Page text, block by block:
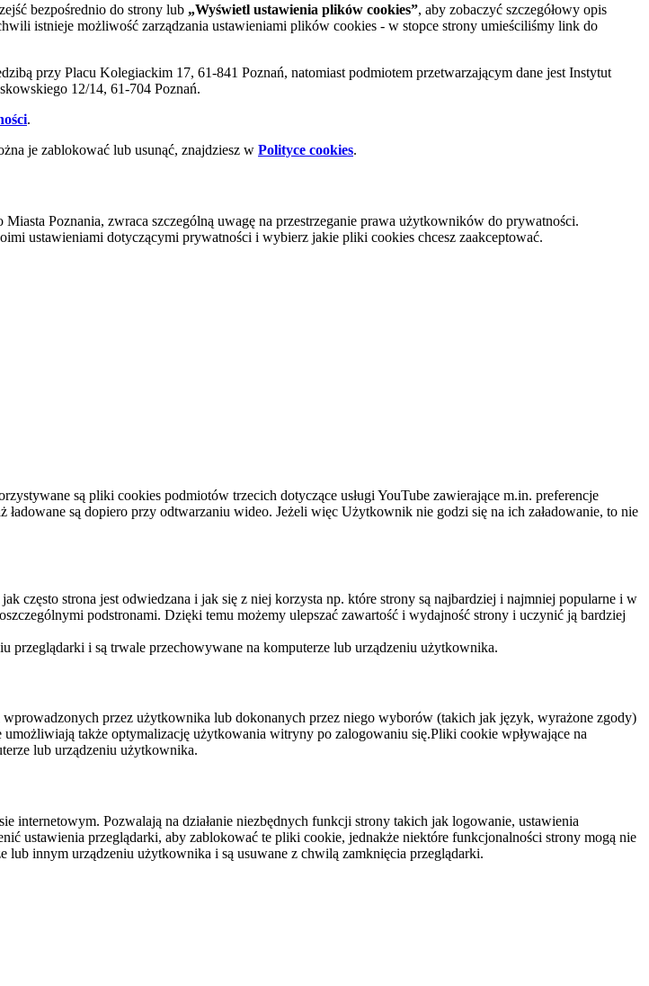
bezpośrednio do strony lub „Wyświetl ustawienia plików cookies”, aby zobaczyć szczegółowy opis
istnieje możliwość zarządzania ustawieniami plików cookies - w stopce strony umieściliśmy link do
przy Placu Kolegiackim 17, 61-841 Poznań, natomiast podmiotem przetwarzającym dane jest Instytut
12/14, 61-704 Poznań.
.
je zablokować lub usunąć, znajdziesz w Polityce cookies.
Poznania, zwraca szczególną uwagę na przestrzeganie prawa użytkowników do prywatności.
ustawieniami dotyczącymi prywatności i wybierz jakie pliki cookies chcesz zaakceptować.
są pliki cookies podmiotów trzecich dotyczące usługi YouTube zawierające m.in. preferencje
są dopiero przy odtwarzaniu wideo. Jeżeli więc Użytkownik nie godzi się na ich załadowanie, to nie
często strona jest odwiedzana i jak się z niej korzysta np. które strony są najbardziej i najmniej popularne i w
podstronami. Dzięki temu możemy ulepszać zawartość i wydajność strony i uczynić ją bardziej
przeglądarki i są trwale przechowywane na komputerze lub urządzeniu użytkownika.
przez użytkownika lub dokonanych przez niego wyborów (takich jak język, wyrażone zgody)
także optymalizację użytkowania witryny po zalogowaniu się.Pliki cookie wpływające na
lub urządzeniu użytkownika.
internetowym. Pozwalają na działanie niezbędnych funkcji strony takich jak logowanie, ustawienia
ustawienia przeglądarki, aby zablokować te pliki cookie, jednakże niektóre funkcjonalności strony mogą nie
lub innym urządzeniu użytkownika i są usuwane z chwilą zamknięcia przeglądarki.